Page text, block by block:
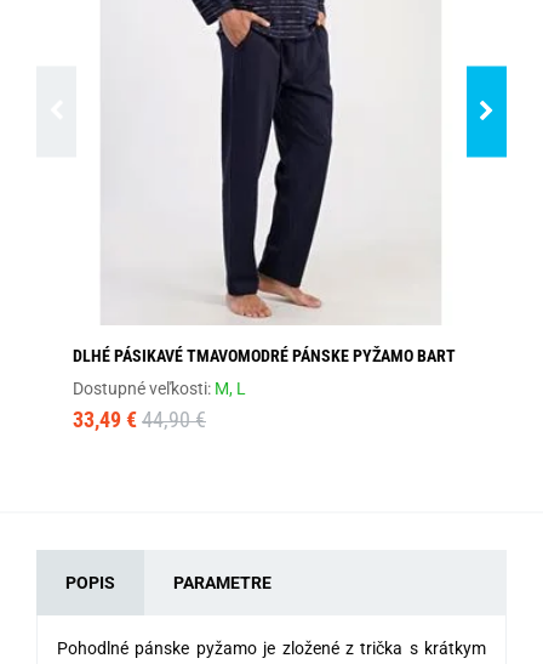
DLHÉ PÁSIKAVÉ TMAVOMODRÉ PÁNSKE PYŽAMO BART
Dostupné veľkosti: M, L
33,49 € 44,90 €
POPIS PARAMETRE
Pohodlné pánske pyžamo je zložené z trička s krátkym